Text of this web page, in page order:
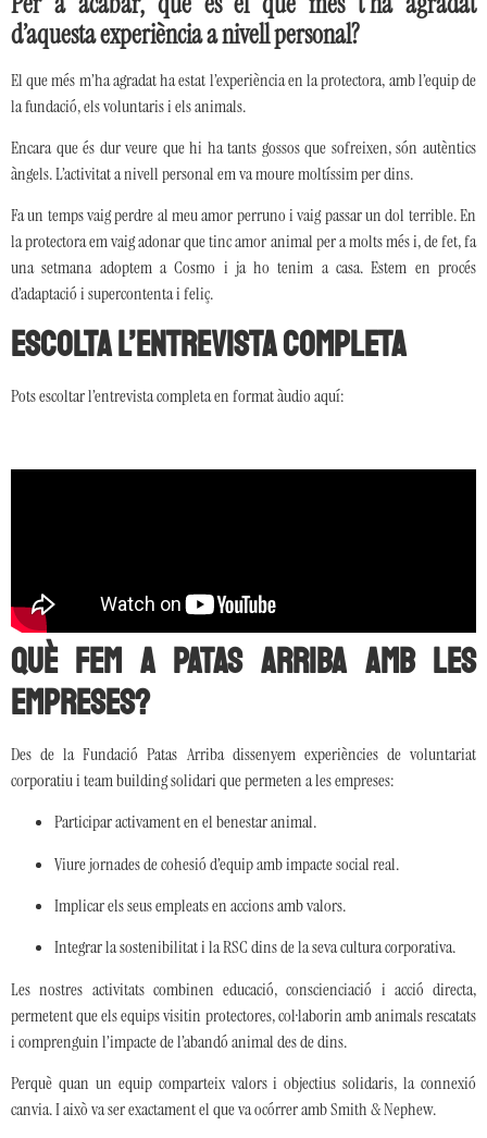
d’aquesta experiència a nivell personal?
El que més m’ha agradat ha estat l’experiència en la protectora, amb l’equip de
la fundació, els voluntaris i els animals.
Encara que és dur veure que hi ha tants gossos que sofreixen, són autèntics
àngels. L’activitat a nivell personal em va moure moltíssim per dins.
Fa un temps vaig perdre al meu amor perruno i vaig passar un dol terrible. En
la protectora em vaig adonar que tinc amor animal per a molts més i, de fet, fa
una setmana adoptem a Cosmo i ja ho tenim a casa. Estem en procés
d’adaptació i supercontenta i feliç.
Escolta l’entrevista completa
Pots escoltar l’entrevista completa en format àudio aquí:
Què fem a Patas Arriba amb les
empreses?
Des de la Fundació Patas Arriba dissenyem experiències de voluntariat
corporatiu i team building solidari que permeten a les empreses:
Participar activament en el benestar animal.
Viure jornades de cohesió d’equip amb impacte social real.
Implicar els seus empleats en accions amb valors.
Integrar la sostenibilitat i la RSC dins de la seva cultura corporativa.
Les nostres activitats combinen educació, conscienciació i acció directa,
permetent que els equips visitin protectores, col·laborin amb animals rescatats
i comprenguin l’impacte de l’abandó animal des de dins.
Perquè quan un equip comparteix valors i objectius solidaris, la connexió
canvia. I això va ser exactament el que va ocórrer amb Smith & Nephew.